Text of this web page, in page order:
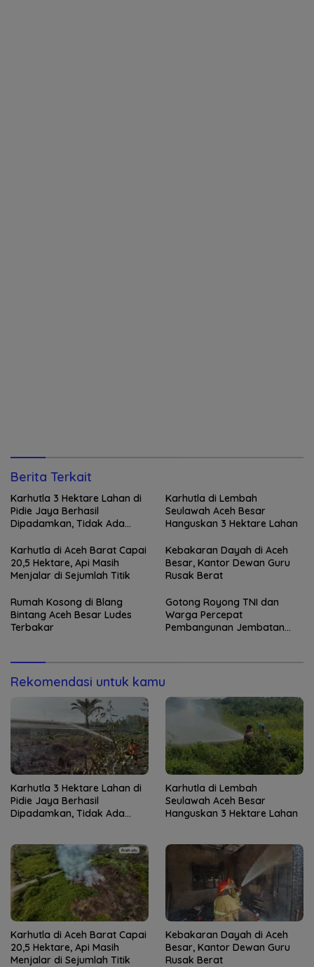
Berita Terkait
Karhutla 3 Hektare Lahan di
Pidie Jaya Berhasil
Dipadamkan, Tidak Ada
Karhutla di Lembah
Seulawah Aceh Besar
Hanguskan 3 Hektare Lahan
Karhutla di Aceh Barat Capai
20,5 Hektare, Api Masih
Menjalar di Sejumlah Titik
Kebakaran Dayah di Aceh
Besar, Kantor Dewan Guru
Rusak Berat
Rumah Kosong di Blang
Bintang Aceh Besar Ludes
Terbakar
Gotong Royong TNI dan
Warga Percepat
Pembangunan Jembatan
Rekomendasi untuk kamu
Karhutla 3 Hektare Lahan di
Pidie Jaya Berhasil
Dipadamkan, Tidak Ada
Karhutla di Lembah
Seulawah Aceh Besar
Hanguskan 3 Hektare Lahan
Karhutla di Aceh Barat Capai
20,5 Hektare, Api Masih
Menjalar di Sejumlah Titik
Kebakaran Dayah di Aceh
Besar, Kantor Dewan Guru
Rusak Berat